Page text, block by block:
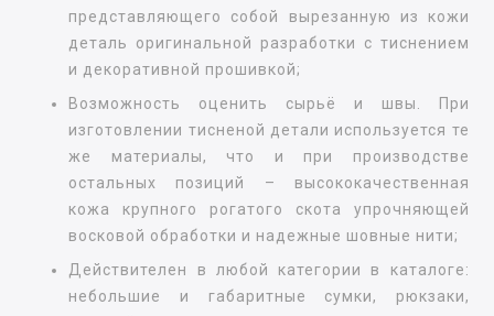
представляющего собой вырезанную из кожи
деталь оригинальной разработки с тиснением
и декоративной прошивкой;
Возможность оценить сырьё и швы. При
изготовлении тисненой детали используется те
же материалы, что и при производстве
остальных позиций – высококачественная
кожа крупного рогатого скота упрочняющей
восковой обработки и надежные шовные нити;
Действителен в любой категории в каталоге:
небольшие и габаритные сумки, рюкзаки,